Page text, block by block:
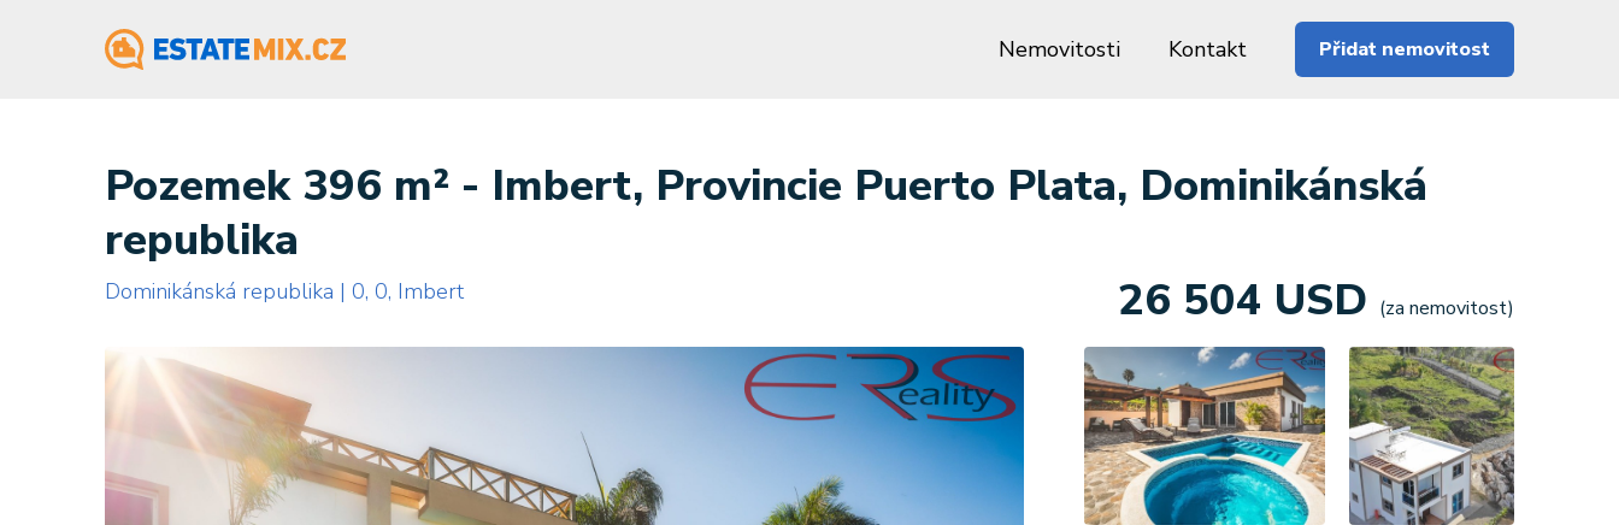
Nemovitosti Kontakt Přidat nemovitost
Pozemek 396 m² - Imbert, Provincie Puerto Plata, Dominikánská
republika
Dominikánská republika | 0, 0, Imbert 26 504 USD (za nemovitost)